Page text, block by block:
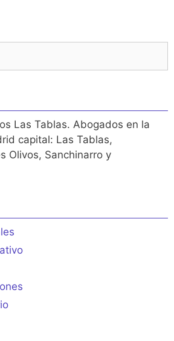
Las Tablas. Abogados en la
capital: Las Tablas,
Olivos, Sanchinarro y